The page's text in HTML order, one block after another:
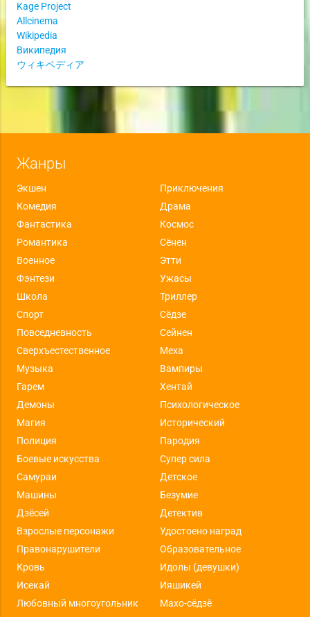
Kage Project
Allcinema
Wikipedia
Википедия
ウィキペディア
Жанры
Экшен
Приключения
Комедия
Драма
Фантастика
Космос
Романтика
Сёнен
Военное
Этти
Фэнтези
Ужасы
Школа
Триллер
Спорт
Сёдзе
Повседневность
Сейнен
Сверхъестественное
Меха
Музыка
Вампиры
Гарем
Хентай
Демоны
Психологическое
Магия
Исторический
Полиция
Пародия
Боевые искусства
Супер сила
Самураи
Детское
Машины
Безумие
Дзёсей
Детектив
Взрослые персонажи
Удостоено наград
Правонарушители
Образовательное
Кровь
Идолы (девушки)
Исекай
Ияшикей
Любовный многоугольник
Махо-сёдзё